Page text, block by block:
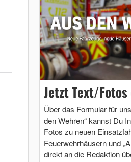
Jetzt Text/
Über das Formular für
den Wehren“ kannst Du
Fotos zu neuen
Feuerwehrhäusern und
direkt an die Redaktion